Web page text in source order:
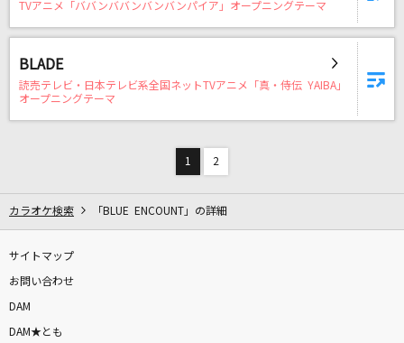
TVアニメ「ババンババンバンバンパイア」オープニングテーマ
BLADE
読売テレビ・日本テレビ系全国ネットTVアニメ「真・侍伝 YAIBA」
オープニングテーマ
1 2
カラオケ検索 「BLUE ENCOUNT」の詳細
サイトマップ
お問い合わせ
DAM
DAM★とも